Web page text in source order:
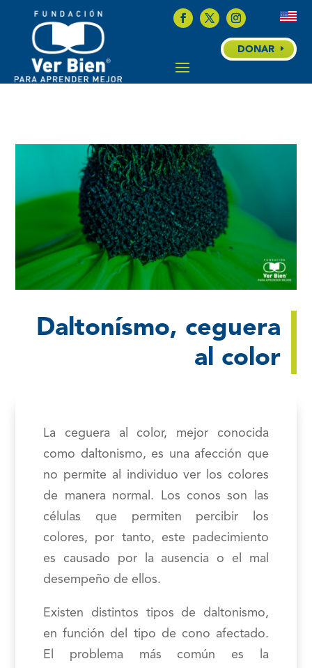
DONAR
Daltonísmo, ceguera
al color
La ceguera al color, mejor conocida
como daltonismo, es una afección que
no permite al individuo ver los colores
de manera normal. Los conos son las
células que permiten percibir los
colores, por tanto, este padecimiento
es causado por la ausencia o el mal
desempeño de ellos.
Existen distintos tipos de daltonismo,
en función del tipo de cono afectado.
El problema más común es la